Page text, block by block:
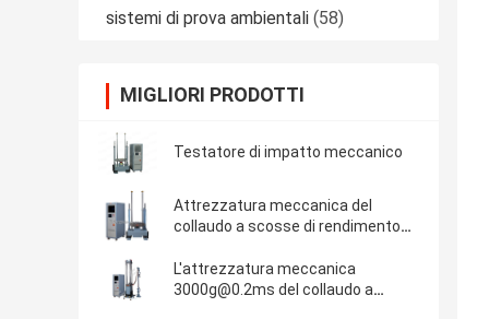
sistemi di prova ambientali (58)
MIGLIORI PRODOTTI
Testatore di impatto meccanico
Attrezzatura meccanica del
collaudo a scosse di rendimento
di 150g 6ms
L'attrezzatura meccanica
3000g@0.2ms del collaudo a